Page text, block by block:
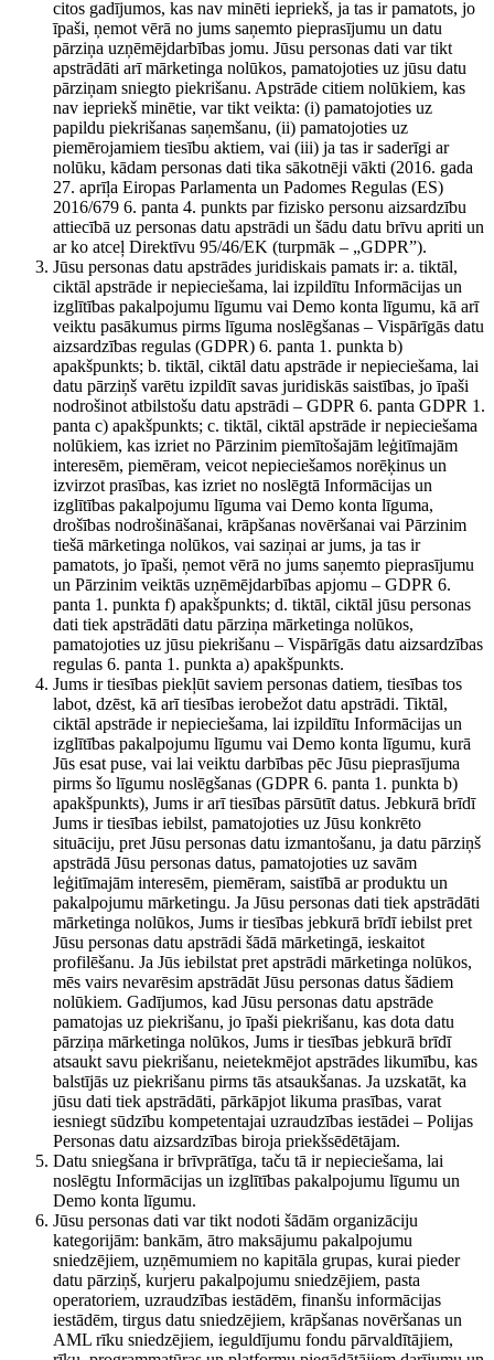
citos gadījumos, kas nav minēti iepriekš, ja tas ir pamatots, jo
īpaši, ņemot vērā no jums saņemto pieprasījumu un datu
pārziņa uzņēmējdarbības jomu. Jūsu personas dati var tikt
apstrādāti arī mārketinga nolūkos, pamatojoties uz jūsu datu
pārziņam sniegto piekrišanu. Apstrāde citiem nolūkiem, kas
nav iepriekš minētie, var tikt veikta: (i) pamatojoties uz
papildu piekrišanas saņemšanu, (ii) pamatojoties uz
piemērojamiem tiesību aktiem, vai (iii) ja tas ir saderīgi ar
nolūku, kādam personas dati tika sākotnēji vākti (2016. gada
27. aprīļa Eiropas Parlamenta un Padomes Regulas (ES)
2016/679 6. panta 4. punkts par fizisko personu aizsardzību
attiecībā uz personas datu apstrādi un šādu datu brīvu apriti un
ar ko atceļ Direktīvu 95/46/EK (turpmāk – „GDPR”).
Jūsu personas datu apstrādes juridiskais pamats ir: a. tiktāl,
ciktāl apstrāde ir nepieciešama, lai izpildītu Informācijas un
izglītības pakalpojumu līgumu vai Demo konta līgumu, kā arī
veiktu pasākumus pirms līguma noslēgšanas – Vispārīgās datu
aizsardzības regulas (GDPR) 6. panta 1. punkta b)
apakšpunkts; b. tiktāl, ciktāl datu apstrāde ir nepieciešama, lai
datu pārziņš varētu izpildīt savas juridiskās saistības, jo īpaši
nodrošinot atbilstošu datu apstrādi – GDPR 6. panta GDPR 1.
panta c) apakšpunkts; c. tiktāl, ciktāl apstrāde ir nepieciešama
nolūkiem, kas izriet no Pārzinim piemītošajām leģitīmajām
interesēm, piemēram, veicot nepieciešamos norēķinus un
izvirzot prasības, kas izriet no noslēgtā Informācijas un
izglītības pakalpojumu līguma vai Demo konta līguma,
drošības nodrošināšanai, krāpšanas novēršanai vai Pārzinim
tiešā mārketinga nolūkos, vai saziņai ar jums, ja tas ir
pamatots, jo īpaši, ņemot vērā no jums saņemto pieprasījumu
un Pārzinim veiktās uzņēmējdarbības apjomu – GDPR 6.
panta 1. punkta f) apakšpunkts; d. tiktāl, ciktāl jūsu personas
dati tiek apstrādāti datu pārziņa mārketinga nolūkos,
pamatojoties uz jūsu piekrišanu – Vispārīgās datu aizsardzības
regulas 6. panta 1. punkta a) apakšpunkts.
Jums ir tiesības piekļūt saviem personas datiem, tiesības tos
labot, dzēst, kā arī tiesības ierobežot datu apstrādi. Tiktāl,
ciktāl apstrāde ir nepieciešama, lai izpildītu Informācijas un
izglītības pakalpojumu līgumu vai Demo konta līgumu, kurā
Jūs esat puse, vai lai veiktu darbības pēc Jūsu pieprasījuma
pirms šo līgumu noslēgšanas (GDPR 6. panta 1. punkta b)
apakšpunkts), Jums ir arī tiesības pārsūtīt datus. Jebkurā brīdī
Jums ir tiesības iebilst, pamatojoties uz Jūsu konkrēto
situāciju, pret Jūsu personas datu izmantošanu, ja datu pārziņš
apstrādā Jūsu personas datus, pamatojoties uz savām
leģitīmajām interesēm, piemēram, saistībā ar produktu un
pakalpojumu mārketingu. Ja Jūsu personas dati tiek apstrādāti
mārketinga nolūkos, Jums ir tiesības jebkurā brīdī iebilst pret
Jūsu personas datu apstrādi šādā mārketingā, ieskaitot
profilēšanu. Ja Jūs iebilstat pret apstrādi mārketinga nolūkos,
mēs vairs nevarēsim apstrādāt Jūsu personas datus šādiem
nolūkiem. Gadījumos, kad Jūsu personas datu apstrāde
pamatojas uz piekrišanu, jo īpaši piekrišanu, kas dota datu
pārziņa mārketinga nolūkos, Jums ir tiesības jebkurā brīdī
atsaukt savu piekrišanu, neietekmējot apstrādes likumību, kas
balstījās uz piekrišanu pirms tās atsaukšanas. Ja uzskatāt, ka
jūsu dati tiek apstrādāti, pārkāpjot likuma prasības, varat
iesniegt sūdzību kompetentajai uzraudzības iestādei – Polijas
Personas datu aizsardzības biroja priekšsēdētājam.
Datu sniegšana ir brīvprātīga, taču tā ir nepieciešama, lai
noslēgtu Informācijas un izglītības pakalpojumu līgumu un
Demo konta līgumu.
Jūsu personas dati var tikt nodoti šādām organizāciju
kategorijām: bankām, ātro maksājumu pakalpojumu
sniedzējiem, uzņēmumiem no kapitāla grupas, kurai pieder
datu pārziņš, kurjeru pakalpojumu sniedzējiem, pasta
operatoriem, uzraudzības iestādēm, finanšu informācijas
iestādēm, tirgus datu sniedzējiem, krāpšanas novēršanas un
AML rīku sniedzējiem, ieguldījumu fondu pārvaldītājiem,